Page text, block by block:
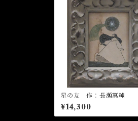
星の友 作：長瀬萬純
¥14,300